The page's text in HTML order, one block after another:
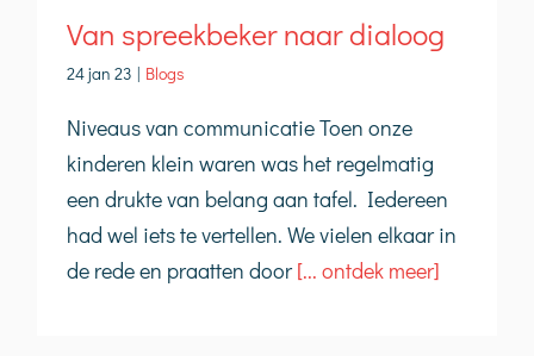
Van spreekbeker naar dialoog
24 jan 23 | Blogs
Niveaus van communicatie Toen onze
kinderen klein waren was het regelmatig
een drukte van belang aan tafel. Iedereen
had wel iets te vertellen. We vielen elkaar in
de rede en praatten door[... ontdek meer]